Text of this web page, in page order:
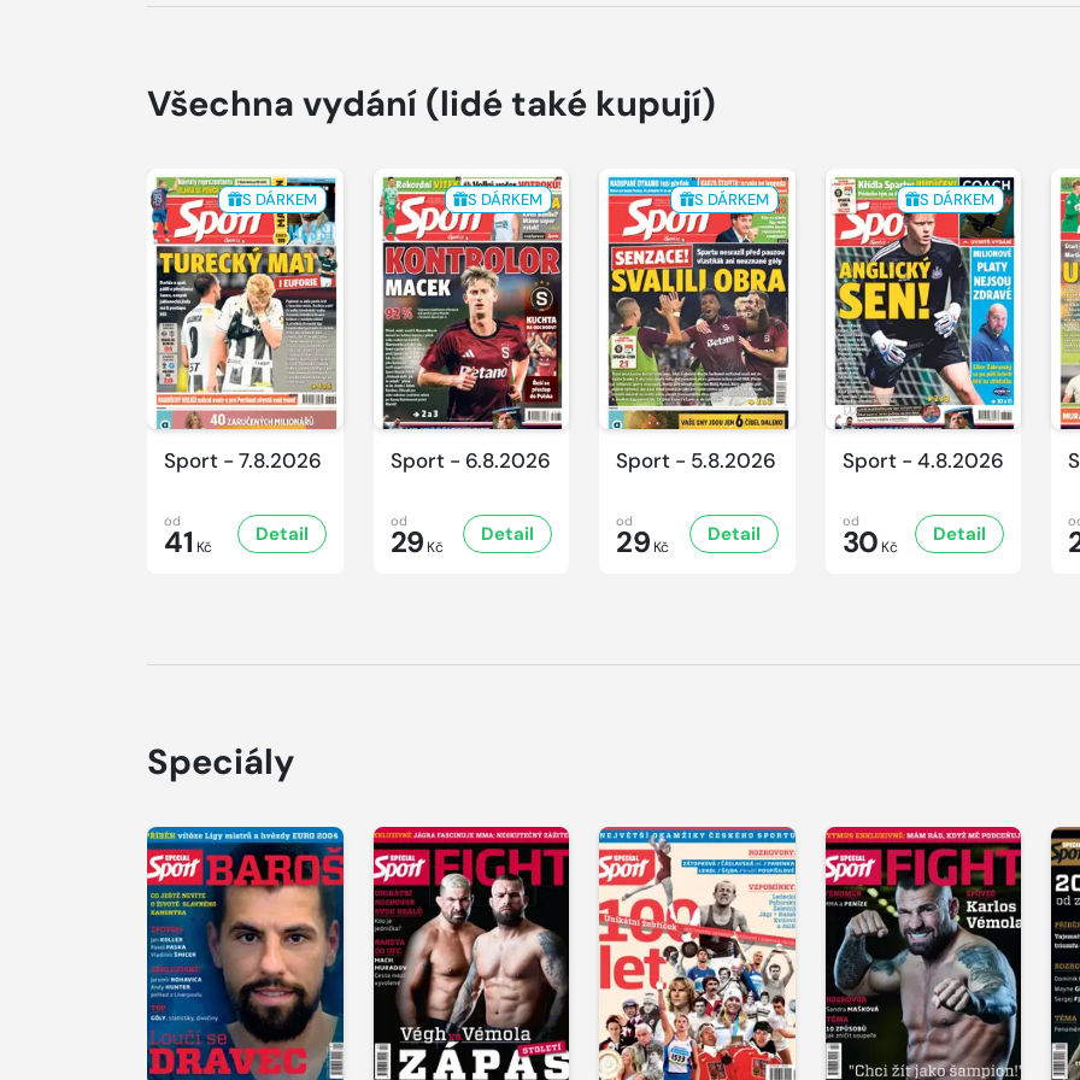
Všechna vydání (lidé také kupují)
S DÁRKEM
Sport - 7.8.2026
od
41 Kč
Detail
S DÁRKEM
Sport - 6.8.2026
od
29 Kč
Detail
S DÁRKEM
Sport - 5.8.2026
od
29 Kč
Detail
S DÁRKEM
Sport - 4.8.2026
od
30 Kč
Detail
Speciály